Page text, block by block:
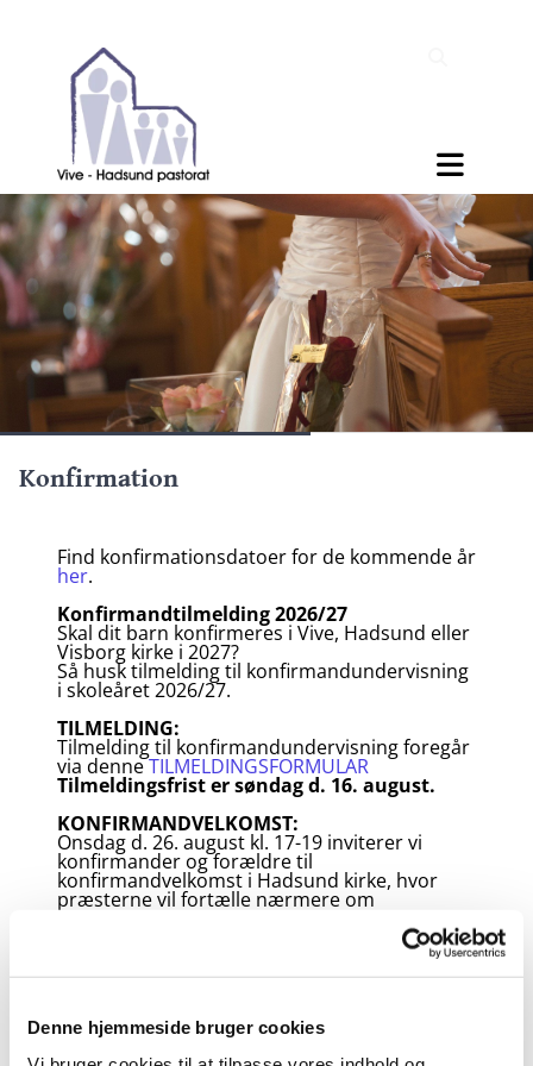
Denne hjemmeside bruger cookies
Konfirmation
Find konfirmationsdatoer for de kommende år
her.
Konfirmandtilmelding 2026/27
Skal dit barn konfirmeres i Vive, Hadsund eller
Visborg kirke i 2027?
Så husk tilmelding til konfirmandundervisning
i skoleåret 2026/27.
TILMELDING:
Tilmelding til konfirmandundervisning foregår
via denneTILMELDINGSFORMULAR
Tilmeldingsfrist er søndag d. 16. august.
KONFIRMANDVELKOMST:
Onsdag d. 26. august kl. 17-19 inviterer vi
konfirmander og forældre til
konfirmandvelkomst i Hadsund kirke, hvor
præsterne vil fortælle nærmere om
konfirmationsforløbet. Vi byder på lidt mad og
beder derfor om tilmelding til arrangementet
via ovenstående tilmeldingsformular til
konfirmandundervisning.
Konfirmandundervisningen foregår primært
torsdage fra 12.30-15.00 i perioden fra